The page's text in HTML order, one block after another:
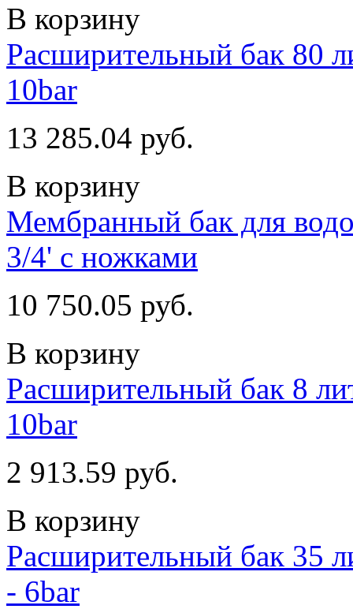
В корзину
Расширительный бак 80
10bar
13 285.04 руб.
В корзину
Мембранный бак для
3/4' с ножками
10 750.05 руб.
В корзину
Расширительный бак 8
10bar
2 913.59 руб.
В корзину
Расширительный бак 35
- 6bar